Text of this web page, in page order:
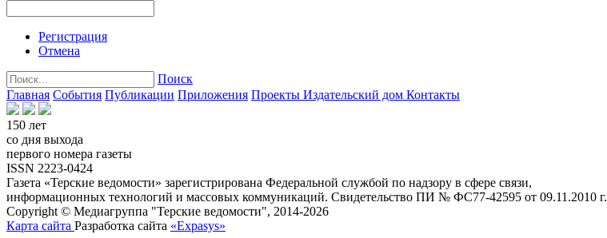
Регистрация
Отмена
Поиск
Главная События Публикации Приложения Проекты Издательский дом Контакты
150 лет
со дня выхода
первого номера газеты
ISSN 2223-0424
Газета «Терские ведомости» зарегистрирована Федеральной службой по надзору в сфере связи,
информационных технологий и массовых коммуникаций. Свидетельство ПИ № ФС77-42595 от 09.11.2010 г.
Copyright © Медиагруппа "Терские ведомости", 2014-2026
Карта сайта Разработка сайта «Expasys»